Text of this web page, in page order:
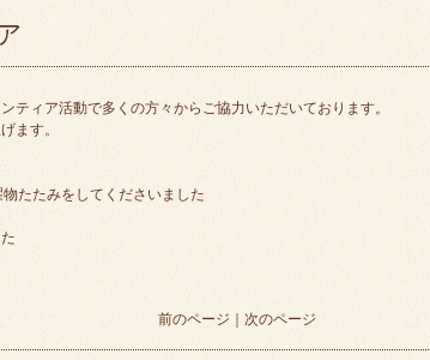
ティア活動で多くの方々からご協力いただいております。
ます。
たみをしてくださいました
前のページ 次のページ